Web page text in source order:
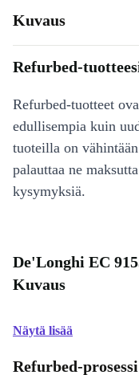
Kuvaus
Refurbed-
Refurbed-tuotteet
edullisempia kuin
tuoteilla on
palauttaa ne
kysymyksiä.
De'Longhi EC
Kuvaus
Näytä lisää
Refurbed-prosessi